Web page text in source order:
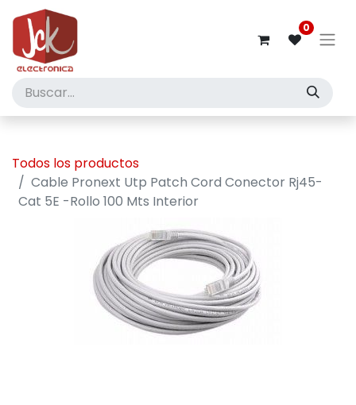
0
Todos los productos
Cable Pronext Utp Patch Cord Conector Rj45-
Cat 5E -Rollo 100 Mts Interior